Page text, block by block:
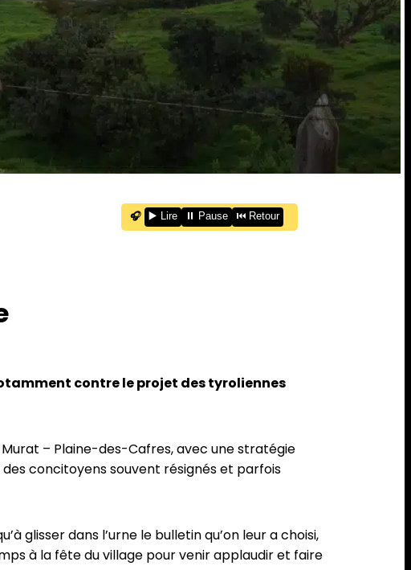
🎧 ▶️ Lire ⏸️ Pause ⏮️ Retour
contre le projet des tyroliennes
– Plaine-des-Cafres, avec une stratégie
concitoyens souvent résignés et parfois
glisser dans l’urne le bulletin qu’on leur a choisi,
à la fête du village pour venir applaudir et faire